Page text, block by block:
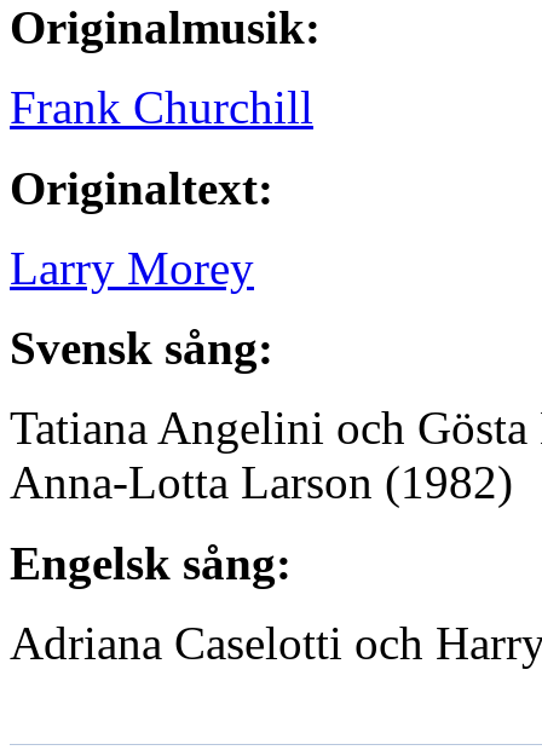
Originalmusik:
Frank Churchill
Originaltext:
Larry Morey
Svensk sång:
Tatiana Angelini och
Anna-Lotta Larson (1982)
Engelsk sång:
Adriana Caselotti och